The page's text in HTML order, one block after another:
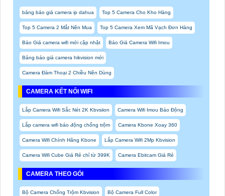
bảng báo giá camera ip dahua Top 5 Camera Cho Kho Hàng
Top 5 Camera 2 Mắt Nên Mua Top 5 Camera Xem Mã Vạch Đơn Hàng
Báo Giá camera wifi mới cập nhật Báo Giá Camera Wifi Imou
Bảng báo giá camera hikvision mới
Camera Đàm Thoại 2 Chiều Nên Dùng
CAMERA KẾT NỐI WIFI
Lắp Camera Wifi Sắc Nét 2K Kbvsiion Camera Wifi Imou Báo Động
Lắp camera wifi báo động chống trộm Camera Kbone Xoay 360
Camera Wifi Chính Hãng Kbone Lắp Camera Wifi 2Mp Kbvision
Camera Wifi Cube Giá Rẻ chỉ từ 399K Camera Ebitcam Giá Rẻ
CAMERA THEO GÓI
Bộ Camera Chống Trộm Kbvision Bộ Camera Full Color